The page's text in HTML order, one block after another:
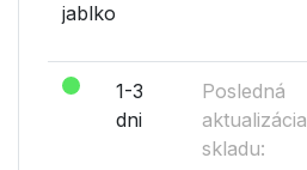
jablko
1-3
dni
Posledná
aktualizácia
skladu: